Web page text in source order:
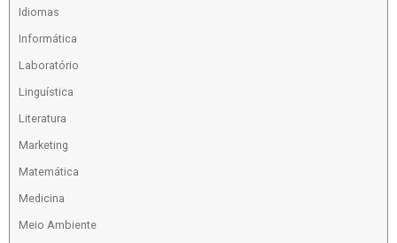
Idiomas
Informática
Laboratório
Linguística
Literatura
Marketing
Matemática
Medicina
Meio Ambiente